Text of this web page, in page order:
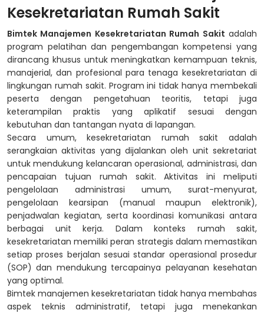
Kesekretariatan Rumah Sakit
Bimtek Manajemen Kesekretariatan Rumah Sakit adalah
program pelatihan dan pengembangan kompetensi yang
dirancang khusus untuk meningkatkan kemampuan teknis,
manajerial, dan profesional para tenaga kesekretariatan di
lingkungan rumah sakit. Program ini tidak hanya membekali
peserta dengan pengetahuan teoritis, tetapi juga
keterampilan praktis yang aplikatif sesuai dengan
kebutuhan dan tantangan nyata di lapangan.
Secara umum, kesekretariatan rumah sakit adalah
serangkaian aktivitas yang dijalankan oleh unit sekretariat
untuk mendukung kelancaran operasional, administrasi, dan
pencapaian tujuan rumah sakit. Aktivitas ini meliputi
pengelolaan administrasi umum, surat-menyurat,
pengelolaan kearsipan (manual maupun elektronik),
penjadwalan kegiatan, serta koordinasi komunikasi antara
berbagai unit kerja.
Dalam konteks rumah sakit,
kesekretariatan memiliki peran strategis dalam memastikan
setiap proses berjalan sesuai standar operasional prosedur
(SOP) dan mendukung tercapainya pelayanan kesehatan
yang optimal.
Bimtek manajemen kesekretariatan tidak hanya membahas
aspek teknis administratif, tetapi juga menekankan